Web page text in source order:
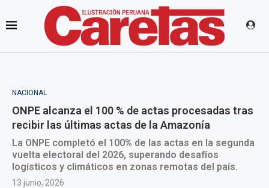
NACIONAL
ONPE alcanza el 100 % de actas procesadas tras
recibir las últimas actas de la Amazonía
La ONPE completó el 100% de las actas en la segunda
vuelta electoral del 2026, superando desafíos
logísticos y climáticos en zonas remotas del país.
13 junio, 2026